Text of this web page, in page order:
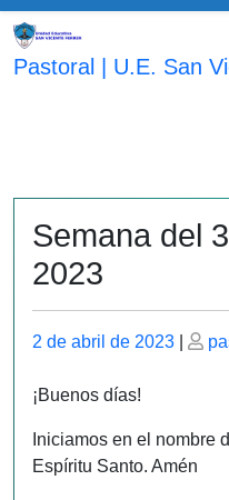
Saltar
contenido
Pastoral | U.E. San
Semana del
2023
Publicado
2 de abril de 2023
¡Buenos días!
Iniciamos en el nombre
Espíritu Santo. Amén